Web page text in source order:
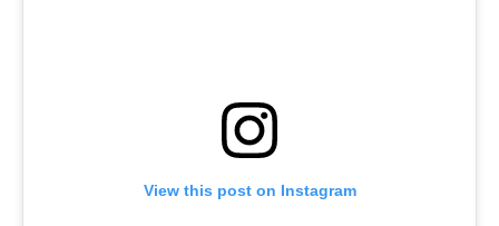
View this post on Instagram